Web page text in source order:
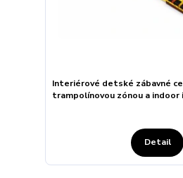
Interiérové detské zábavné
trampolínovou zónou a indoor
Detail